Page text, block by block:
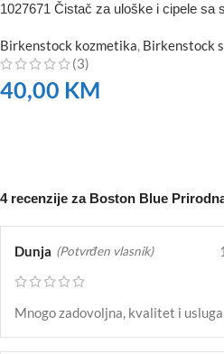
1027671 Čistač za uloške i cipele sa
Birkenstock kozmetika, Birkenstock
(3)
40,00 KM
4 recenzije za Boston Blue
Dunja (Potvrđen vlasnik)
Mnogo zadovoljna, kvalitet i